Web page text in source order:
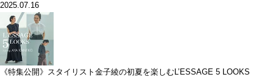
2025.07.16
《特集公開》スタイリスト金子綾の初夏を楽しむL’ESSAGE 5 LOOKS